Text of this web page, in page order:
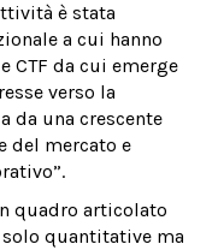
è stata
a cui hanno
CTF da cui emerge
verso la
da una crescente
del mercato e
quadro articolato
quantitative ma